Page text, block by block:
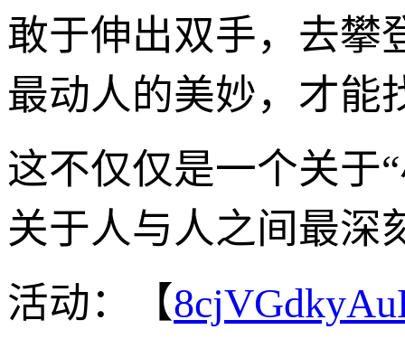
敢于伸出双手，去攀
最动人的美妙，才能
这不仅仅是一个关于
关于人与人之间最深
活动：【